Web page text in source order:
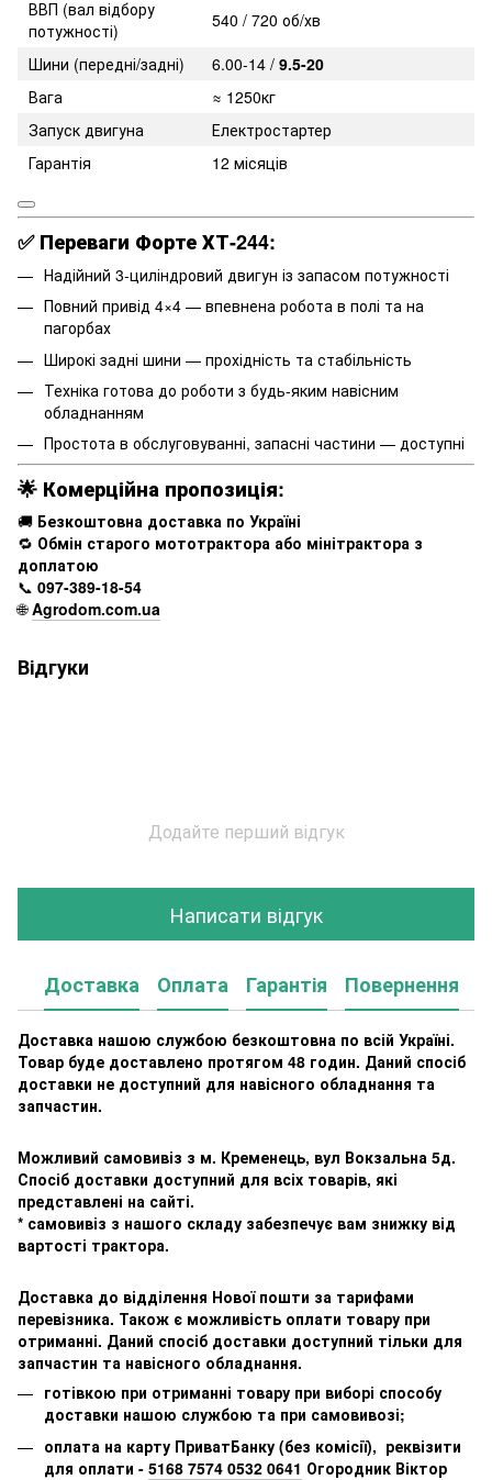
ВВП (вал відбору
потужності)
540 / 720 об/хв
Шини (передні/задні)
6.00-14 / 9.5-20
Вага
≈ 1250кг
Запуск двигуна
Електростартер
Гарантія
12 місяців
✅Переваги Форте ХТ-244:
Надійний 3-циліндровий двигун із запасом потужності
Повний привід 4×4 — впевнена робота в полі та на
пагорбах
Широкі задні шини — прохідність та стабільність
Техніка готова до роботи з будь-яким навісним
обладнанням
Простота в обслуговуванні, запасні частини — доступні
🌟 Комерційна пропозиція:
🚚 Безкоштовна доставка по Україні
🔁 Обмін старого мототрактора або мінітрактора з
доплатою
📞 097-389-18-54
🌐Agrodom.com.ua
Відгуки
Додайте перший відгук
Написати відгук
Доставка Оплата Гарантія Повернення
Доставка нашою службою безкоштовна по всій Україні.
Товар буде доставлено протягом 48 годин. Даний спосіб
доставки не доступний для навісного обладнання та
запчастин.
Можливий самовивіз з м. Кременець, вул Вокзальна 5д.
Спосіб доставки доступний для всіх товарів, які
представлені на сайті.
* самовивіз з нашого складу забезпечує вам знижку від
вартості трактора.
Доставка до відділення Нової пошти за тарифами
перевізника. Також є можливість оплати товару при
отриманні. Даний спосіб доставки доступний тільки для
запчастин та навісного обладнання.
готівкою при отриманні товару при виборі способу
доставки нашою службою та при самовивозі;
оплата на карту ПриватБанку (без комісії), реквізити
для оплати - 5168 7574 0532 0641 Огородник Віктор